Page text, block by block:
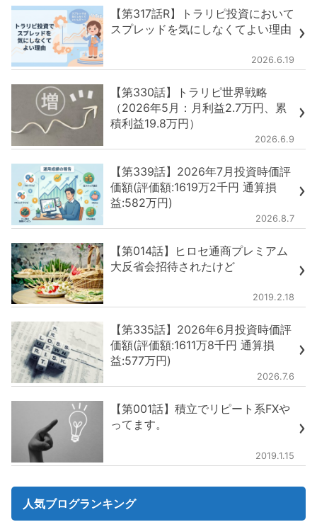
【第317話R】トラリピ投資において
スプレッドを気にしなくてよい理由
2026.6.19
【第330話】トラリピ世界戦略
（2026年5月：月利益2.7万円、累
積利益19.8万円）
2026.6.9
【第339話】2026年7月投資時価評
価額(評価額:1619万2千円 通算損
益:582万円)
2026.8.7
【第014話】ヒロセ通商プレミアム
大反省会招待されたけど
2019.2.18
【第335話】2026年6月投資時価評
価額(評価額:1611万8千円 通算損
益:577万円)
2026.7.6
【第001話】積立でリピート系FXや
ってます。
2019.1.15
人気ブログランキング